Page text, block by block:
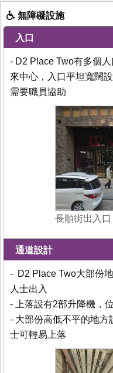
無障礙設施
入口
- D2 Place Two有多個
來中心，入口平坦寬闊
需要職員協助
長順街出入口
通道設計
- D2 Place Two大部份
人士出入
- 上落設有2部升降機，
- 大部份高低不平的地方
士可輕易上落